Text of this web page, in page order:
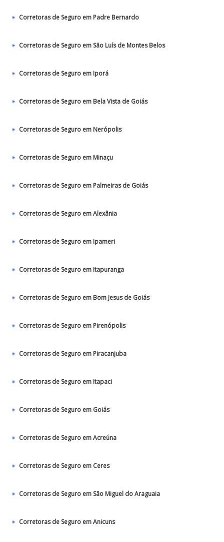
Corretoras de Seguro em Padre Bernardo
Corretoras de Seguro em São Luís de Montes Belos
Corretoras de Seguro em Iporá
Corretoras de Seguro em Bela Vista de Goiás
Corretoras de Seguro em Nerópolis
Corretoras de Seguro em Minaçu
Corretoras de Seguro em Palmeiras de Goiás
Corretoras de Seguro em Alexânia
Corretoras de Seguro em Ipameri
Corretoras de Seguro em Itapuranga
Corretoras de Seguro em Bom Jesus de Goiás
Corretoras de Seguro em Pirenópolis
Corretoras de Seguro em Piracanjuba
Corretoras de Seguro em Itapaci
Corretoras de Seguro em Goiás
Corretoras de Seguro em Acreúna
Corretoras de Seguro em Ceres
Corretoras de Seguro em São Miguel do Araguaia
Corretoras de Seguro em Anicuns